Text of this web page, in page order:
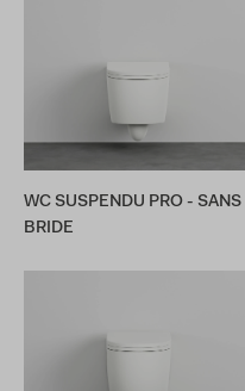
WC SUSPENDU PRO - SANS
BRIDE